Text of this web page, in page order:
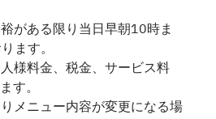
がある限り当日早朝10時ま
ます。
様料金、税金、サービス料
す。
メニュー内容が変更になる場